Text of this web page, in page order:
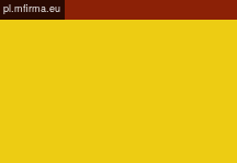
pl.mfirma.eu